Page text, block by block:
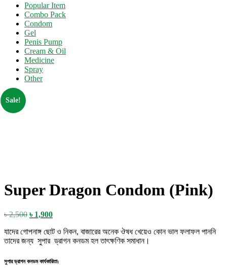
Popular Item
Combo Pack
Condom
Gel
Penis Pump
Cream & Oil
Medicine
Spray
Other
Sale!
Super Dragon Condom (Pink)
৳2,500 Original
was:
৳ 2,500.
৳ 1,900Current
is:
৳ 1,900.
যাদের গোপনাঙ্গ ছোট ও নিকন, বাজারের অনেক ঔষধ খেয়েও কোন ভাল ফলাফল পাননি
তাদের জন্য সুপার ড্রাগন কনডম হল তাৎক্ষণিক সমাধান।
সুপার ড্রাগন কনডম কার্যকারিতা: